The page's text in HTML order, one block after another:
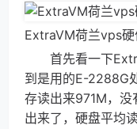
ExtraVM荷兰vps
首先看一下
到是用的E-2288G
存读出来971M，没
出来了，硬盘平均